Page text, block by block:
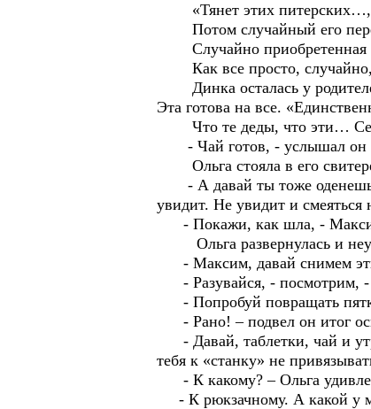
«Тянет этих
Потом случайный его
Случайно приобретенная
Как все просто, случайно,
Динка осталась у
Эта готова на все.
Что те деды, что эти…
- Чай готов, - услышал он
Ольга стояла в его
- А давай ты тоже оденешь
увидит. Не увидит и смеяться
- Покажи, как шла, - Максим
Ольга развернулась и
- Максим, давай снимем эти
- Разувайся, - посмотрим, -
- Попробуй повращать
- Рано! – подвел он итог
- Давай, таблетки, чай и
тебя к «станку» не
- К какому? – Ольга
- К рюкзачному. А какой у